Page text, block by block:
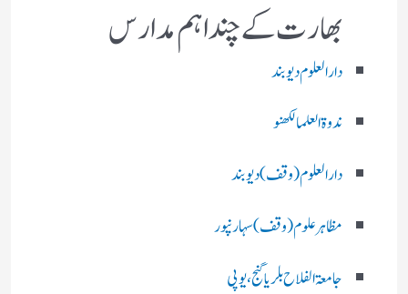
بھارت کے چند اہم مدارس
دارالعلوم دیوبند
ندوۃالعلما لکھنو
دارالعلوم (وقف)دیوبند
مظاہرعلوم (وقف)سہارنپور
جامعۃ الفلاح بلریاگنج،یوپی